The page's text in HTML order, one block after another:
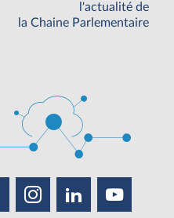
l'actualité de
la Chaine Parlementaire